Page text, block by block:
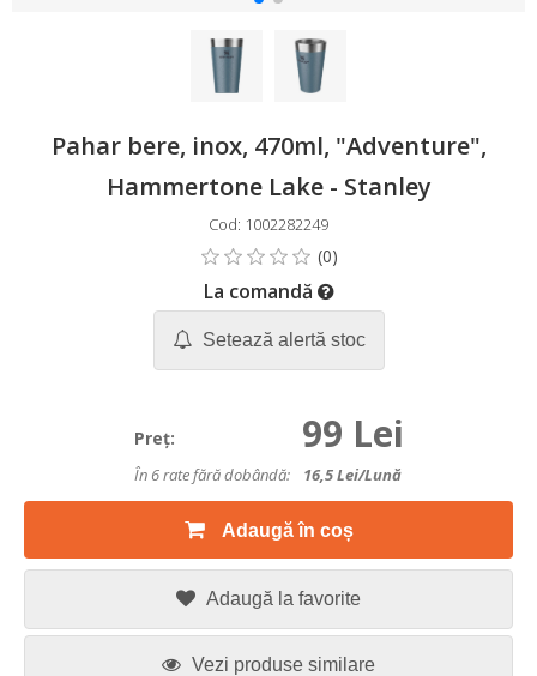
Pahar bere, inox, 470ml, "Adventure",
Hammertone Lake - Stanley
Cod: 1002282249
La comandă
Setează alertă stoc
Preţ: 99 Lei
În 6 rate fără dobândă: 16,5Lei/lună
Adaugă în coș
Adaugă la favorite
Vezi produse similare